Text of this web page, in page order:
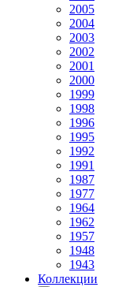
2005
2004
2003
2002
2001
2000
1999
1998
1996
1995
1992
1991
1987
1977
1964
1962
1957
1948
1943
Коллекции